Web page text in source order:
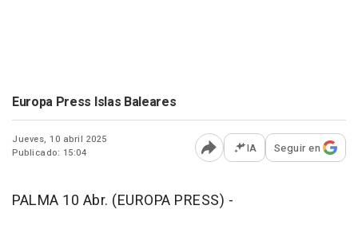
Europa Press Islas Baleares
Jueves, 10 abril 2025
Publicado: 15:04
Abrir opciones para
IA Seguir en
PALMA 10 Abr. (EUROPA PRESS) -